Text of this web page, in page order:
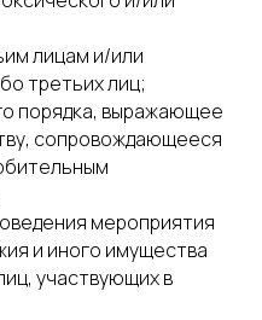
лицам и/или
третьих лиц;
порядка, выражающее
сопровождающееся
мероприятия
и иного имущества
участвующих в